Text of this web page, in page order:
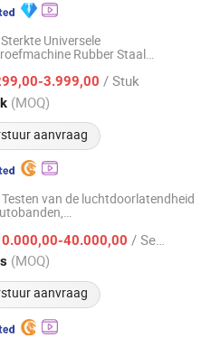
Universele
Rubber Staal
3.999,00 / Stuk
(MOQ)
aanvraag
Co.,Ltd
Sinds 2024
van de luchtdoorlatendheid
40.000,00 / Sets
(MOQ)
aanvraag
Co., Ltd.
Sinds 2025